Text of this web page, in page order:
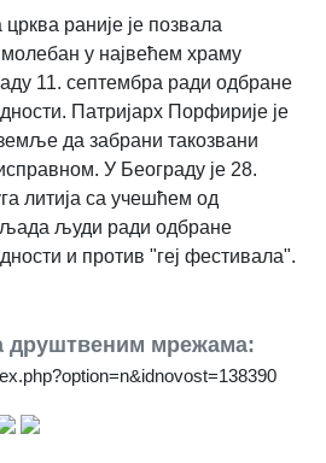
раније је позвала
у највећем храму
11. септембра ради одбране
Патријарх Порфирије је
да забрани такозвани
У Београду је 28.
литија са учешћем од
људи ради одбране
и против "геј фестивала".
друштвеним мрежама: